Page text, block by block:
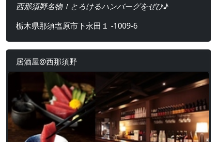
西那須野名物！とろけるハンバーグをぜひ♪
栃木県那須塩原市下永田１ -1009-6
居酒屋@西那須野